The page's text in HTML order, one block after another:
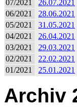
07/2021
26.07.2021
06/2021
28.06.2021
05/2021
31.05.2021
04/2021
26.04.2021
03/2021
29.03.2021
02/2021
22.02.2021
01/2021
25.01.2021
Archiv